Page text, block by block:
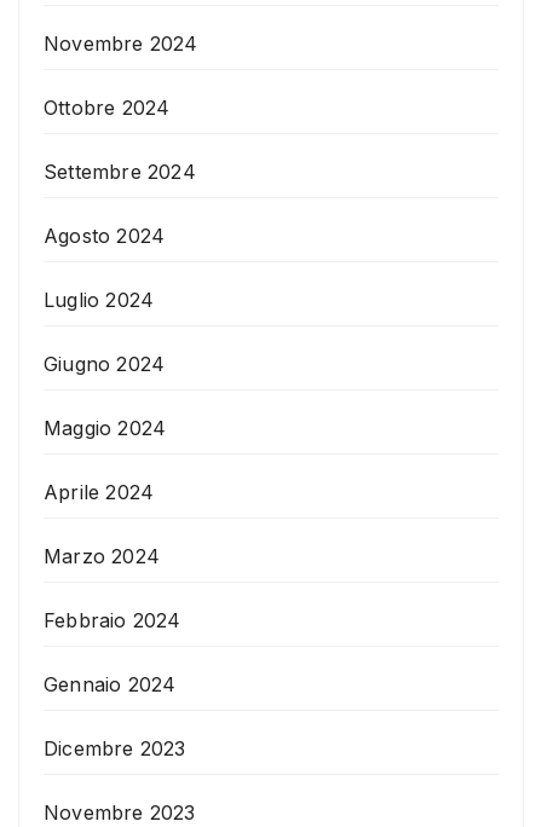
Novembre 2024
Ottobre 2024
Settembre 2024
Agosto 2024
Luglio 2024
Giugno 2024
Maggio 2024
Aprile 2024
Marzo 2024
Febbraio 2024
Gennaio 2024
Dicembre 2023
Novembre 2023